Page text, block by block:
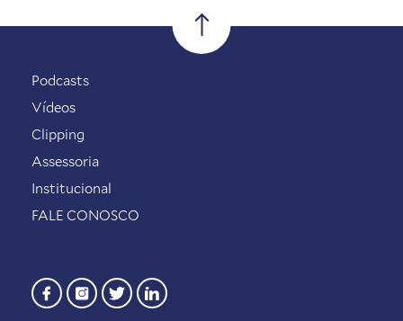
Podcasts
Vídeos
Clipping
Assessoria
Institucional
FALE CONOSCO